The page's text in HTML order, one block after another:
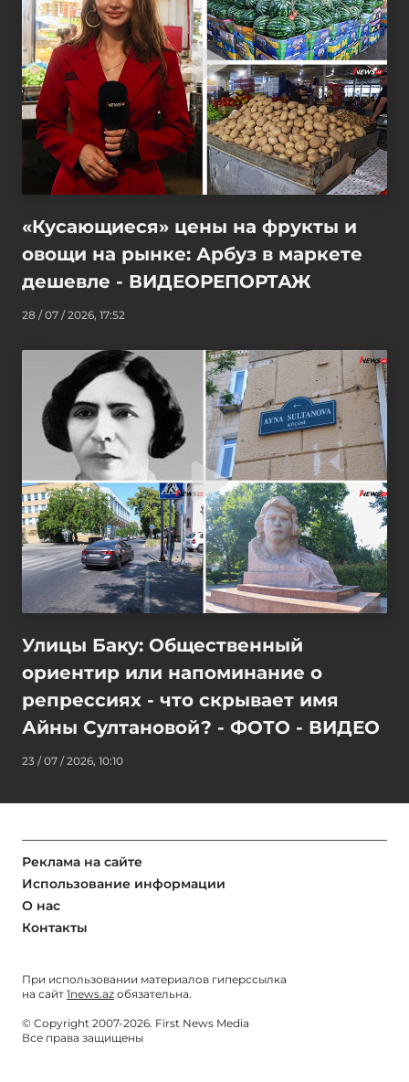
«Кусающиеся» цены на фрукты и
овощи на рынке: Арбуз в маркете
дешевле - ВИДЕОРЕПОРТАЖ
28 / 07 / 2026, 17:52
Улицы Баку: Общественный
ориентир или напоминание о
репрессиях - что скрывает имя
Айны Султановой? - ФОТО - ВИДЕО
23 / 07 / 2026, 10:10
Реклама на сайте
Использование информации
О нас
Контакты
При использовании материалов гиперссылка
на сайт 1news.az обязательна.
© Copyright 2007-2026. First News Media
Все права защищены